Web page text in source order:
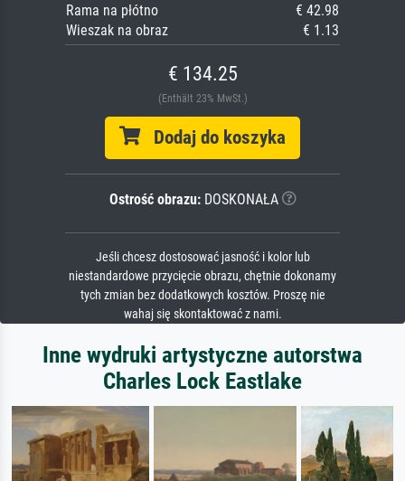
Rama na płótno
€ 42.98
Wieszak na obraz
€ 1.13
€ 134.25
(Enthält 23% MwSt.)
Dodaj do koszyka
Ostrość obrazu:DOSKONAŁA
Jeśli chcesz dostosować jasność i kolor lub
niestandardowe przycięcie obrazu, chętnie dokonamy
tych zmian bez dodatkowych kosztów. Proszę nie
wahaj się skontaktować z nami.
Inne wydruki artystyczne autorstwa
Charles Lock Eastlake